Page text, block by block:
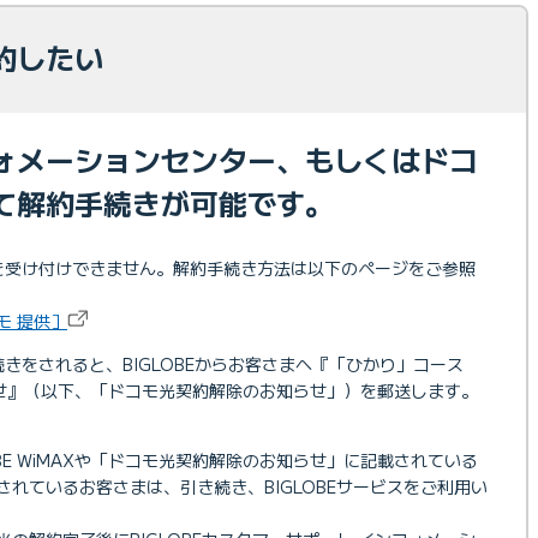
したい
メーションセンター、もしくはドコ
約手続きが可能です。
け付けできません。解約手続き方法は以下のページをご参照
提供］
をされると、BIGLOBEからお客さまへ『「ひかり」コース
（以下、「ドコモ光契約解除のお知らせ」）を郵送します。
WiMAXや「ドコモ光契約解除のお知らせ」に記載されている
れているお客さまは、引き続き、BIGLOBEサービスをご利用い